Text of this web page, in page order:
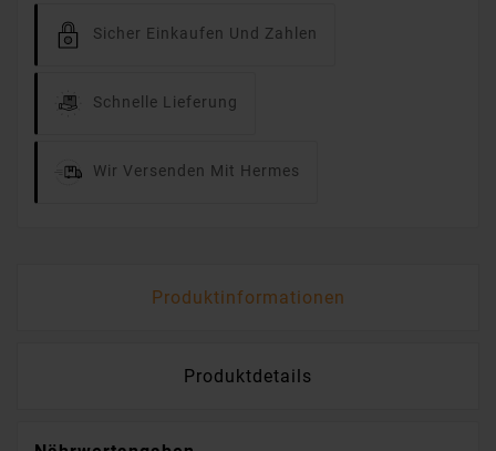
Sicher Einkaufen Und Zahlen
Schnelle Lieferung
Wir Versenden Mit Hermes
Produktinformationen
Produktdetails